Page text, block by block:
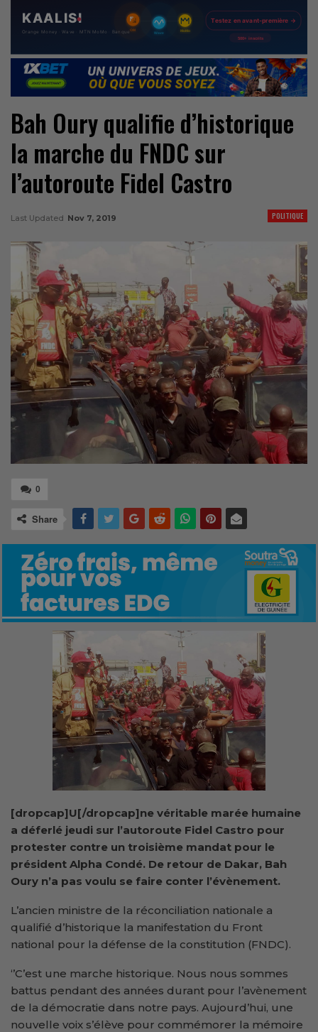
Bah Oury qualifie d’historique
la marche du FNDC sur
l’autoroute Fidel Castro
POLITIQUE
Last Updated Nov 7, 2019
0
Share
[dropcap]U[/dropcap]ne véritable marée humaine
a déferlé jeudi sur l’autoroute Fidel Castro pour
protester contre un troisième mandat pour le
président Alpha Condé. De retour de Dakar, Bah
Oury n’a pas voulu se faire conter l’évènement.
L’ancien ministre de la réconciliation nationale a
qualifié d’historique la manifestation du Front
national pour la défense de la constitution (FNDC).
‘’C’est une marche historique. Nous nous sommes
battus pendant des années durant pour l’avènement
de la démocratie dans notre pays. Aujourd’hui, une
nouvelle voix s’élève pour commémorer la mémoire